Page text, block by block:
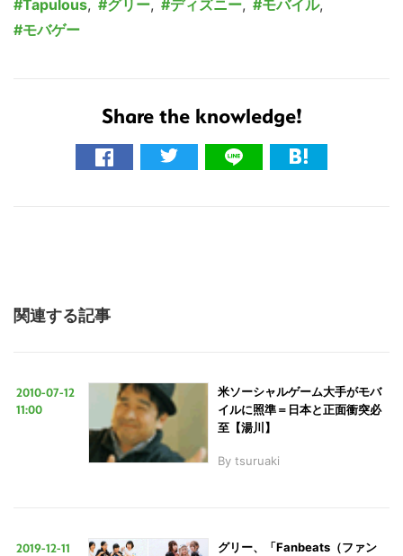
Tapulous, グリー, ディズニー, モバイル,
モバゲー
Share the knowledge!
関連する記事
2010-07-12
11:00
米ソーシャルゲーム大手がモバ
イルに照準＝日本と正面衝突必
至【湯川】
By tsuruaki
2019-12-11
グリー、「Fanbeats（ファン
す